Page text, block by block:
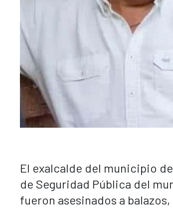
El exalcalde del municipio de
de Seguridad Pública del
fueron asesinados a